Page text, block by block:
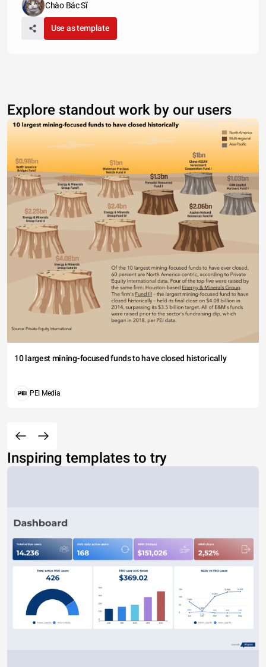
Chào Bác Sĩ
Use as template
Explore standout work by our users
10 largest mining-focused funds to have closed historically
PEI Media
Inspiring templates to try